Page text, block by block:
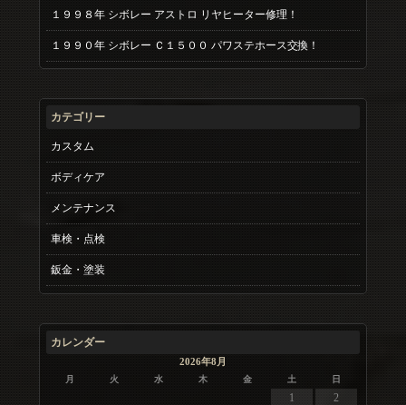
１９９８年 シボレー アストロ リヤヒーター修理！
１９９０年 シボレー Ｃ１５００ パワステホース交換！
カテゴリー
カスタム
ボディケア
メンテナンス
車検・点検
鈑金・塗装
カレンダー
2026年8月
月 火 水 木 金 土 日
1
2